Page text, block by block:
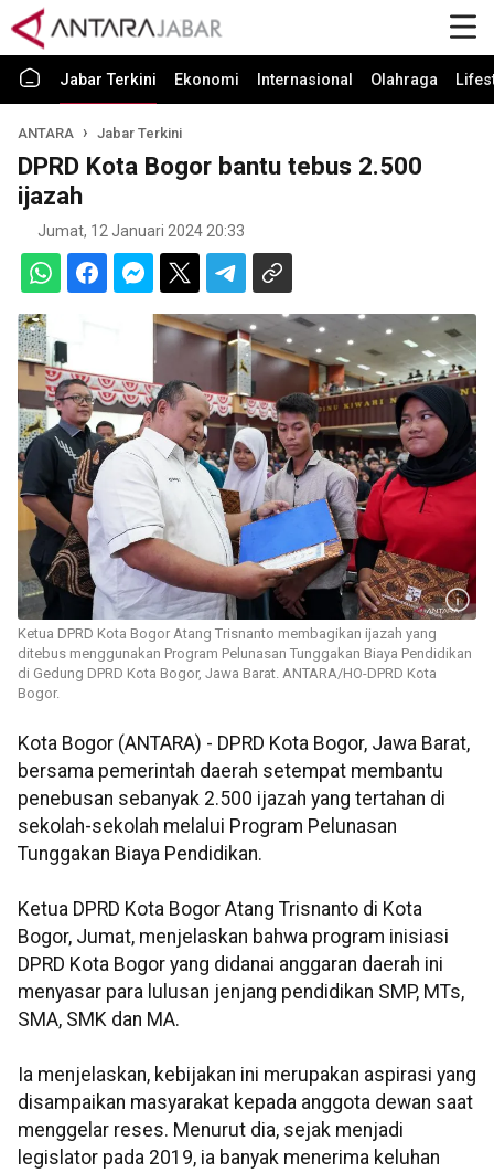
Jabar Terkini Ekonomi Internasional Olahraga
ANTARA Jabar Terkini
DPRD Kota Bogor bantu tebus 2.500
ijazah
Jumat, 12 Januari 2024 20:33
Ketua DPRD Kota Bogor Atang Trisnanto membagikan ijazah yang
ditebus menggunakan Program Pelunasan Tunggakan Biaya Pendidikan
di Gedung DPRD Kota Bogor, Jawa Barat. ANTARA/HO-DPRD Kota
Bogor.
Kota Bogor (ANTARA) - DPRD Kota Bogor, Jawa Barat,
bersama pemerintah daerah setempat membantu
penebusan sebanyak 2.500 ijazah yang tertahan di
sekolah-sekolah melalui Program Pelunasan
Tunggakan Biaya Pendidikan.
Ketua DPRD Kota Bogor Atang Trisnanto di Kota
Bogor, Jumat, menjelaskan bahwa program inisiasi
DPRD Kota Bogor yang didanai anggaran daerah ini
menyasar para lulusan jenjang pendidikan SMP, MTs,
SMA, SMK dan MA.
Ia menjelaskan, kebijakan ini merupakan aspirasi yang
disampaikan masyarakat kepada anggota dewan saat
menggelar reses. Menurut dia, sejak menjadi
legislator pada 2019, ia banyak menerima keluhan